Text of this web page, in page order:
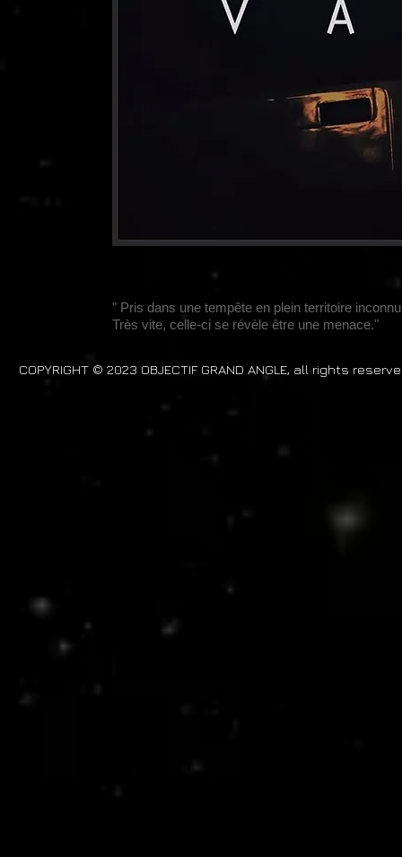
" Pris dans une tempête en plein territoire
Très vite, celle-ci se révèle être une menace."
COPYRIGHT © 2023 OBJECTIF GRAND ANGLE, all rights